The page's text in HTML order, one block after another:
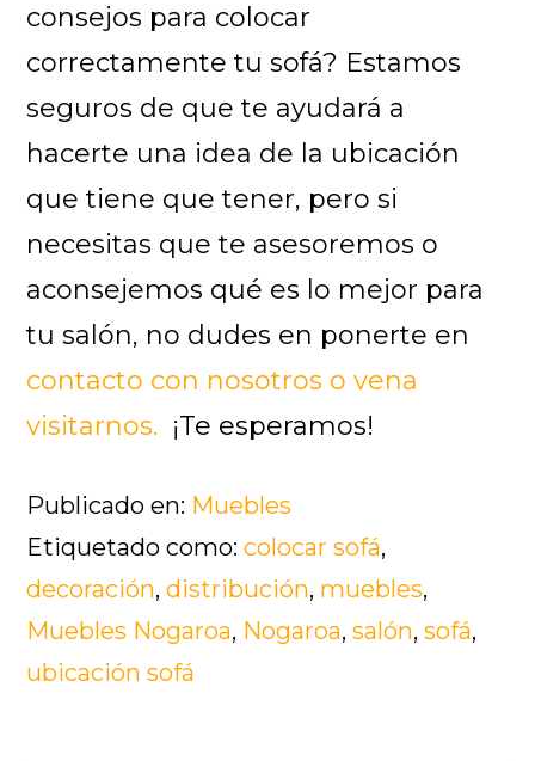
consejos para colocar
correctamente tu sofá? Estamos
seguros de que te ayudará a
hacerte una idea de la ubicación
que tiene que tener, pero si
necesitas que te asesoremos o
aconsejemos qué es lo mejor para
tu salón, no dudes en ponerte en
contacto con nosotros o vena
visitarnos. ¡Te esperamos!
Publicado en: Muebles
Etiquetado como:colocar sofá,
decoración,distribución, muebles,
Muebles Nogaroa, Nogaroa,salón,sofá,
ubicación sofá